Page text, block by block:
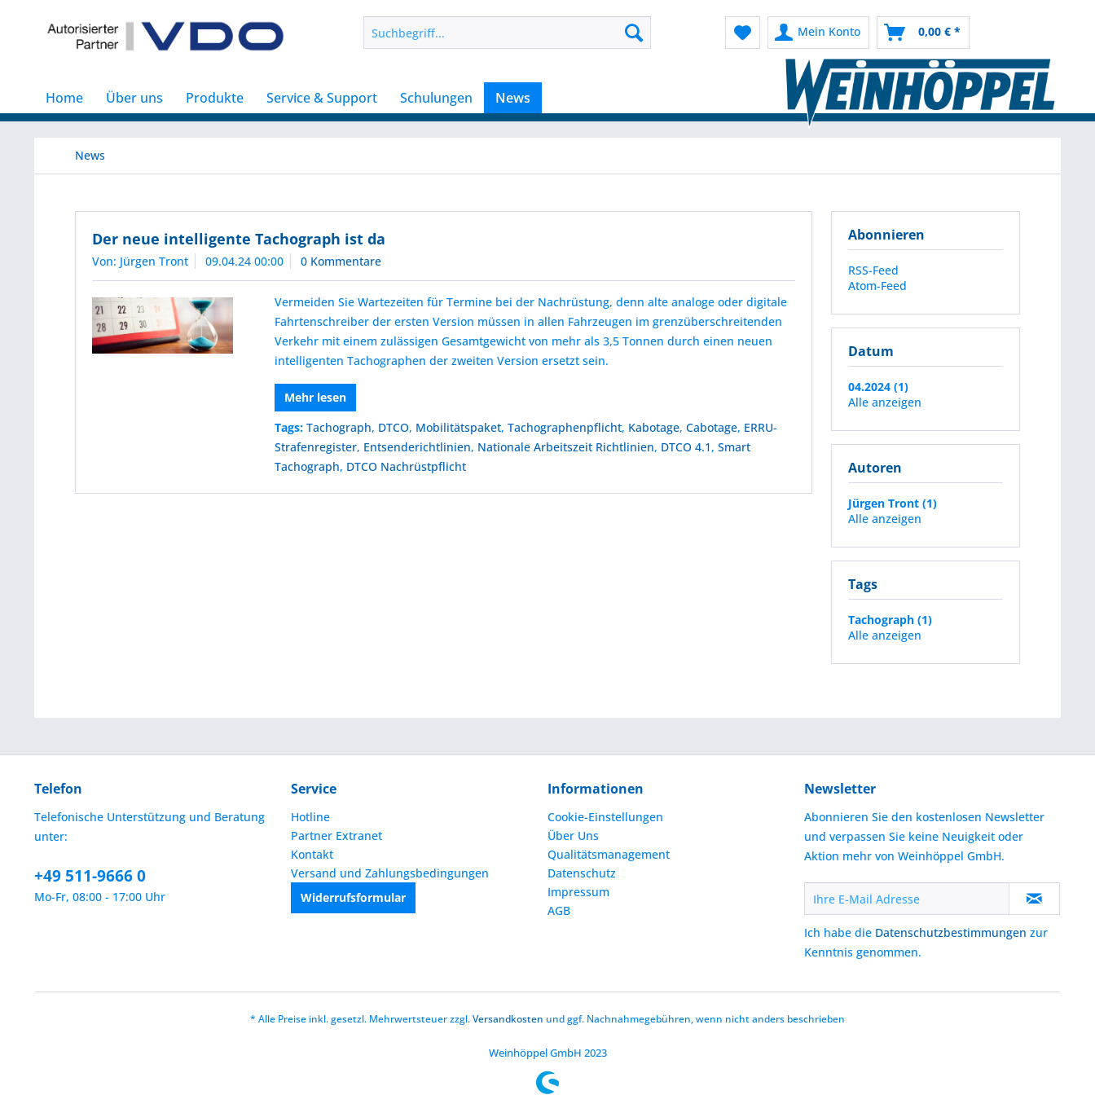
Mein Konto 0,00 € *
Home Über uns Produkte Service & Support Schulungen News
News
Abonnieren
RSS-Feed
Atom-Feed
Datum
04.2024 (1)
Alle anzeigen
Autoren
Jürgen Tront (1)
Alle anzeigen
Tags
Tachograph (1)
Alle anzeigen
Der neue intelligente Tachograph ist da
Von: Jürgen Tront 09.04.24 00:00 0 Kommentare
Vermeiden Sie Wartezeiten für Termine bei der Nachrüstung, denn alte analoge oder digitale
Fahrtenschreiber der ersten Version müssen in allen Fahrzeugen im grenzüberschreitenden
Verkehr mit einem zulässigen Gesamtgewicht von mehr als 3,5 Tonnen durch einen neuen
intelligenten Tachographen der zweiten Version ersetzt sein.
Mehr lesen
Tags: Tachograph, DTCO, Mobilitätspaket,Tachographenpflicht, Kabotage,Cabotage, ERRU-
Strafenregister, Entsenderichtlinien, Nationale Arbeitszeit Richtlinien, DTCO 4.1,Smart
Tachograph, DTCO Nachrüstpflicht
Telefon
Telefonische Unterstützung und Beratung
unter:
+49 511-9666 0
Mo-Fr, 08:00 - 17:00 Uhr
Service
Hotline
Partner Extranet
Kontakt
Versand und Zahlungsbedingungen
Widerrufsformular
Informationen
Cookie-Einstellungen
Über Uns
Qualitätsmanagement
Datenschutz
Impressum
AGB
Newsletter
Abonnieren Sie den kostenlosen Newsletter
und verpassen Sie keine Neuigkeit oder
Aktion mehr von Weinhöppel GmbH.
Ich habe die Datenschutzbestimmungen zur
Kenntnis genommen.
* Alle Preise inkl. gesetzl. Mehrwertsteuer zzgl.Versandkosten und ggf. Nachnahmegebühren, wenn nicht anders beschrieben
Weinhöppel GmbH 2023